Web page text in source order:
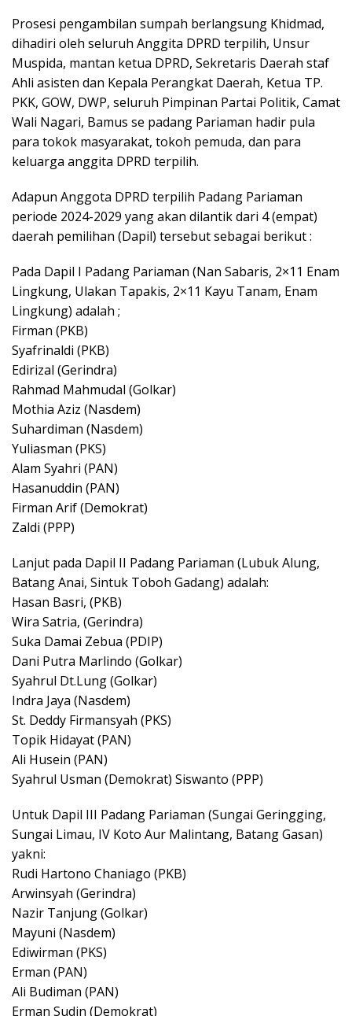
Prosesi pengambilan sumpah berlangsung Khidmad,
dihadiri oleh seluruh Anggita DPRD terpilih, Unsur
Muspida, mantan ketua DPRD, Sekretaris Daerah staf
Ahli asisten dan Kepala Perangkat Daerah, Ketua TP.
PKK, GOW, DWP, seluruh Pimpinan Partai Politik, Camat
Wali Nagari, Bamus se padang Pariaman hadir pula
para tokok masyarakat, tokoh pemuda, dan para
keluarga anggita DPRD terpilih.
Adapun Anggota DPRD terpilih Padang Pariaman
periode 2024-2029 yang akan dilantik dari 4 (empat)
daerah pemilihan (Dapil) tersebut sebagai berikut :
Pada Dapil I Padang Pariaman (Nan Sabaris, 2×11 Enam
Lingkung, Ulakan Tapakis, 2×11 Kayu Tanam, Enam
Lingkung) adalah ;
Firman (PKB)
Syafrinaldi (PKB)
Edirizal (Gerindra)
Rahmad Mahmudal (Golkar)
Mothia Aziz (Nasdem)
Suhardiman (Nasdem)
Yuliasman (PKS)
Alam Syahri (PAN)
Hasanuddin (PAN)
Firman Arif (Demokrat)
Zaldi (PPP)
Lanjut pada Dapil II Padang Pariaman (Lubuk Alung,
Batang Anai, Sintuk Toboh Gadang) adalah:
Hasan Basri, (PKB)
Wira Satria, (Gerindra)
Suka Damai Zebua (PDIP)
Dani Putra Marlindo (Golkar)
Syahrul Dt.Lung (Golkar)
Indra Jaya (Nasdem)
St. Deddy Firmansyah (PKS)
Topik Hidayat (PAN)
Ali Husein (PAN)
Syahrul Usman (Demokrat) Siswanto (PPP)
Untuk Dapil III Padang Pariaman (Sungai Geringging,
Sungai Limau, IV Koto Aur Malintang, Batang Gasan)
yakni:
Rudi Hartono Chaniago (PKB)
Arwinsyah (Gerindra)
Nazir Tanjung (Golkar)
Mayuni (Nasdem)
Ediwirman (PKS)
Erman (PAN)
Ali Budiman (PAN)
Erman Sudin (Demokrat)